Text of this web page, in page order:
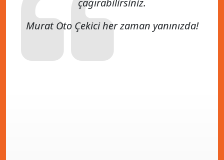
çağırabilirsiniz.
Murat Oto Çekici her zaman yanınızda!